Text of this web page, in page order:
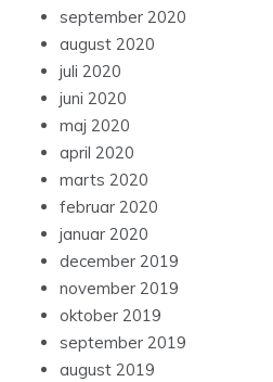
september 2020
august 2020
juli 2020
juni 2020
maj 2020
april 2020
marts 2020
februar 2020
januar 2020
december 2019
november 2019
oktober 2019
september 2019
august 2019